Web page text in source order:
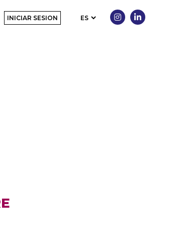
Chapas,
INICIAR SESION